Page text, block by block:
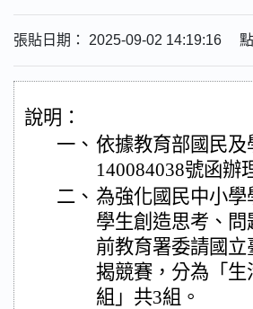
張貼日期： 2025-09-02 14:19:16 點
說明：
一、 依據教育部國民及
140084038號函辦
二、 為強化國民中小
學生創造思考、
前教育署委請國
揭競賽，分為「
組」共3組。